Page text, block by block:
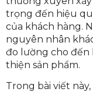
trọng đến hiệu
của khách hàng.
nguyên nhân
đo lường cho đến
thiện sản phẩm.
Trong bài viết này,